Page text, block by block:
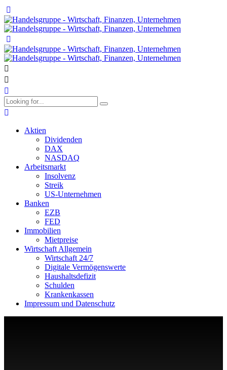
Aktien
Dividenden
DAX
NASDAQ
Arbeitsmarkt
Insolvenz
Streik
US-Unternehmen
Banken
EZB
FED
Immobilien
Mietpreise
Wirtschaft Allgemein
Wirtschaft 24/7
Digitale Vermögenswerte
Haushaltsdefizit
Schulden
Krankenkassen
Impressum und Datenschutz